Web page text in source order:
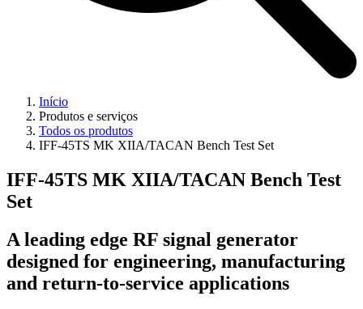
Início
Produtos e serviços
Todos os produtos
IFF-45TS MK XIIA/TACAN Bench Test Set
IFF-45TS MK XIIA/TACAN Bench Test
Set
A leading edge RF signal generator
designed for engineering, manufacturing
and return-to-service applications